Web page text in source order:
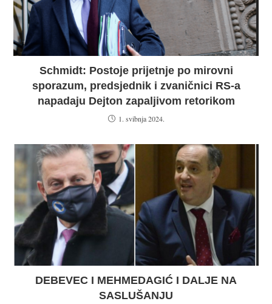
Schmidt: Postoje prijetnje po mirovni
sporazum, predsjednik i zvaničnici RS-a
napadaju Dejton zapaljivom retorikom
1. svibnja 2024.
DEBEVEC I MEHMEDAGIĆ I DALJE NA
SASLUŠANJU